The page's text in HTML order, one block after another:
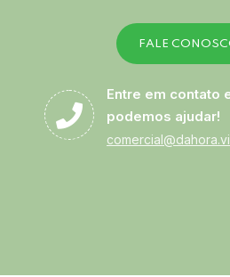
FALE
Entre em contato
podemos ajudar!